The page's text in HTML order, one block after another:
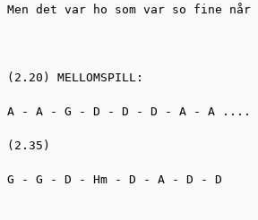
Men det var ho som var so fine når
(2.20) MELLOMSPILL:
A - A - G - D - D - D - A - A ....
(2.35)
G - G - D - Hm - D - A - D - D